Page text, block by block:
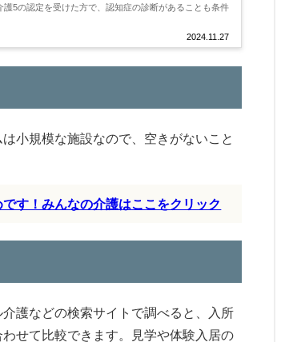
2024.11.27
5の認定を受けた方で、認知症の診断があることも条件
小規模な施設なので、空きがないこと
す！みんなの介護はここをクリック
護などの検索サイトで調べると、入所
せて比較できます。見学や体験入居の